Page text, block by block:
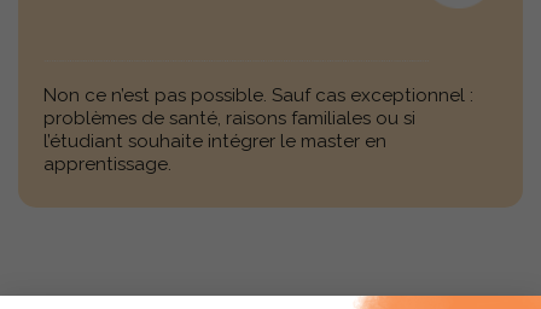
Non ce n’est pas possible. Sauf cas exceptionnel :
problèmes de santé, raisons familiales ou si
l’étudiant souhaite intégrer le master en
apprentissage.